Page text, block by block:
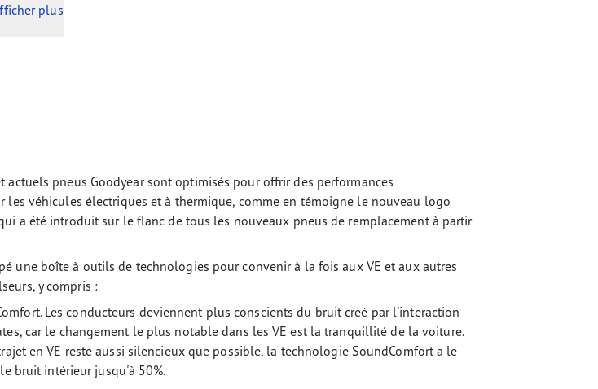
plus
actuels pneus Goodyear sont optimisés pour offrir des performances
les véhicules électriques et à thermique, comme en témoigne le nouveau logo
qui a été introduit sur le flanc de tous les nouveaux pneus de remplacement à partir
une boîte à outils de technologies pour convenir à la fois aux VE et aux autres
y compris :
Les conducteurs deviennent plus conscients du bruit créé par l'interaction
car le changement le plus notable dans les VE est la tranquillité de la voiture.
en VE reste aussi silencieux que possible, la technologie SoundComfort a le
bruit intérieur jusqu'à 50%.